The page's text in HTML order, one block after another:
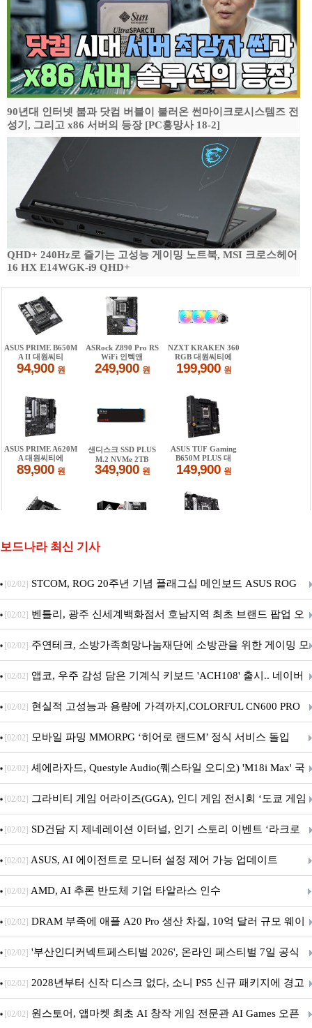
90년대 인터넷 붐과 닷컴 버블이 불러온 썬마이크로시스템즈 전
성기, 그리고 x86 서버의 등장 [PC흥망사 18-2]
QHD+ 240Hz로 즐기는 고성능 게이밍 노트북, MSI 크로스헤어
16 HX E14WGK-i9 QHD+
보드나라 최신 기사
[02/02] STCOM, ROG 20주년 기념 플래그십 메인보드 ASUS ROG
Crosshair X870E EDITION 20 국내 출시 예정
[02/02] 벤틀리, 광주 신세계백화점서 호남지역 최초 브랜드 팝업 오
픈
[02/02] 주연테크, 소방가족희망나눔재단에 소방관을 위한 게이밍 모
니터·스마트 펫 침대 기부
[02/02] 앱코, 우주 감성 담은 기계식 키보드 'ACH108' 출시.. 네이버
브랜드데이 기획전 진행
[02/02] 현실적 고성능과 용량에 가격까지,COLORFUL CN600 PRO
M.2 NVMe 디앤디컴 1TB
[02/02] 모바일 파밍 MMORPG ‘히어로 랜드M’ 정식 서비스 돌입
[02/02] 셰에라자드, Questyle Audio(퀘스타일 오디오) 'M18i Max' 국
내 정식 출시
[02/02] 그라비티 게임 어라이즈(GGA), 인디 게임 전시회 ‘도쿄 게임
던전 13’ 참가!
[02/02] SD건담 지 제네레이션 이터널, 인기 스토리 이벤트 ‘라크로
아의 용사’ 재개최 및 풍성한 기념 이벤트 실시!
[02/02] ASUS, AI 에이전트로 모니터 설정 제어 가능 업데이트
[02/02] AMD, AI 추론 반도체 기업 타알라스 인수
[02/02] DRAM 부족에 애플 A20 Pro 생산 차질, 10억 달러 규모 웨이
퍼 대기
[02/02] '부산인디커넥트페스티벌 2026', 온라인 페스티벌 7일 공식
개막... 22일간 진행
[02/02] 2028년부터 신작 디스크 없다, 소니 PS5 신규 패키지에 경고
문 추가
[02/02] 원스토어, 앱마켓 최초 AI 창작 게임 전문관 AI Games 오픈